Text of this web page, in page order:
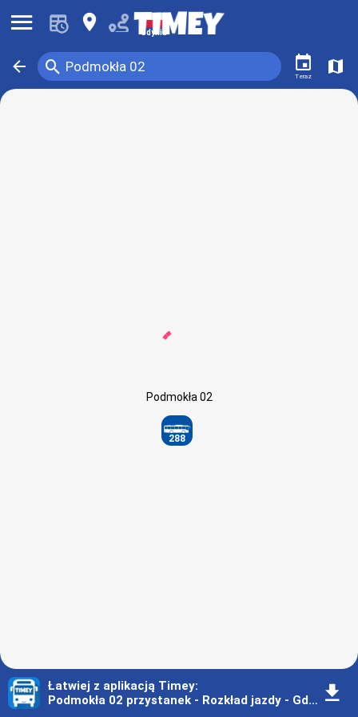
󰍜 󰍎 Gdynia
󰁍 Podmokła 02
󰍉 󰃭
Teraz
󰍍
Podmokła 02
288
Łatwiej z aplikacją Timey:
Podmokła 02 przystanek - Rozkład jazdy - Gdynia 󰇚